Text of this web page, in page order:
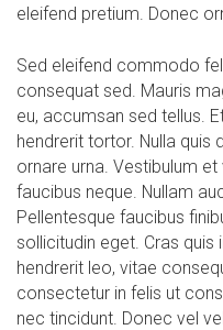
eleifend pretium. Donec
Sed eleifend commodo
consequat sed. Mauris
eu, accumsan sed tellus.
hendrerit tortor. Nulla
ornare urna. Vestibulum
faucibus neque. Nullam
Pellentesque faucibus
sollicitudin eget. Cras
hendrerit leo, vitae
consectetur in felis ut
nec tincidunt. Donec vel